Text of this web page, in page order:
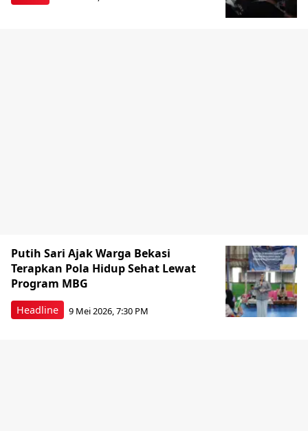
Headline
Putih Sari Ajak Warga Bekasi
Terapkan Pola Hidup Sehat Lewat
Program MBG
9 Mei 2026, 7:30 PM